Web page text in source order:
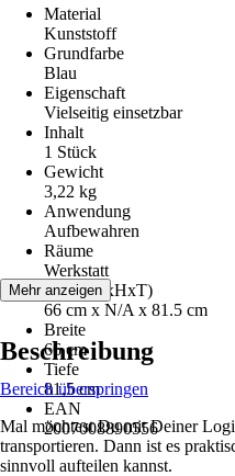
Material
Kunststoff
Grundfarbe
Blau
Eigenschaft
Vielseitig einsetzbar
Inhalt
1 Stück
Gewicht
3,22 kg
Anwendung
Aufbewahren
Räume
Werkstatt
Maße (BxHxT)
66 cm x N/A x 81.5 cm
Breite
66 cm
Tiefe
81,5 cm
EAN
2007008890556
Mehr anzeigen
Beschreibung
Bereich überspringen
Mal möchtest Du mit Deiner
transportieren. Dann ist es
sinnvoll aufteilen kannst.